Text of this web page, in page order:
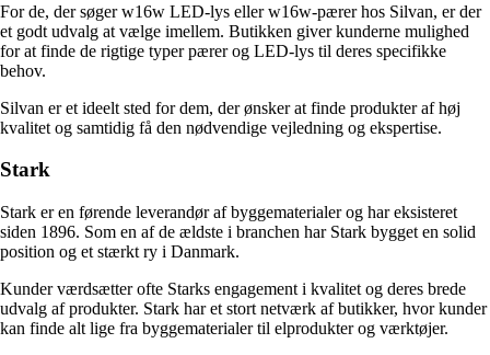
For de, der søger w16w LED-lys eller w16w-pærer hos Silvan, er der
et godt udvalg at vælge imellem. Butikken giver kunderne mulighed
for at finde de rigtige typer pærer og LED-lys til deres specifikke
behov.
Silvan er et ideelt sted for dem, der ønsker at finde produkter af høj
kvalitet og samtidig få den nødvendige vejledning og ekspertise.
Stark
Stark er en førende leverandør af byggematerialer og har eksisteret
siden 1896. Som en af ​​de ældste i branchen har Stark bygget en solid
position og et stærkt ry i Danmark.
Kunder værdsætter ofte Starks engagement i kvalitet og deres brede
udvalg af produkter. Stark har et stort netværk af butikker, hvor kunder
kan finde alt lige fra byggematerialer til elprodukter og værktøjer.